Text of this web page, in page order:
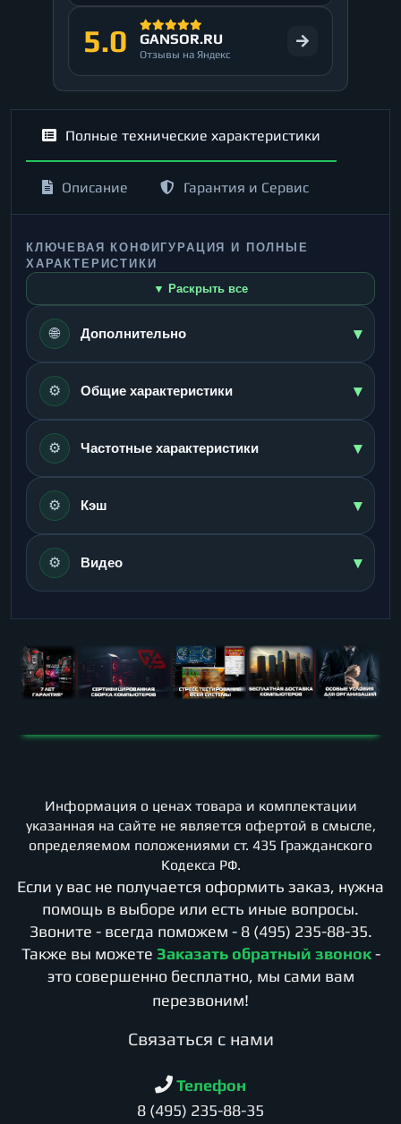
5.0 GANSOR.RU
Отзывы на Яндекс
Полные технические характеристики
Описание Гарантия и Сервис
КЛЮЧЕВАЯ КОНФИГУРАЦИЯ И ПОЛНЫЕ
ХАРАКТЕРИСТИКИ
▼ Раскрыть все
🌐 Дополнительно ▾
⚙️ Общие характеристики ▾
⚙️ Частотные характеристики ▾
⚙️ Кэш ▾
⚙️ Видео ▾
Информация о ценах товара и комплектации
указанная на сайте не является офертой в смысле,
определяемом положениями ст. 435 Гражданского
Кодекса РФ.
Если у вас не получается оформить заказ, нужна
помощь в выборе или есть иные вопросы.
Звоните - всегда поможем - 8 (495) 235-88-35.
Также вы можете Заказать обратный звонок -
это совершенно бесплатно, мы сами вам
перезвоним!
Cвязаться с нами
Телефон
8 (495) 235-88-35